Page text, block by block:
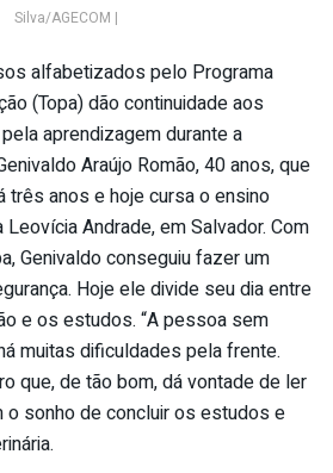
Silva/AGECOM |
alfabetizados pelo Programa
(Topa) dão continuidade aos
aprendizagem durante a
Araújo Romão, 40 anos, que
três anos e hoje cursa o ensino
Andrade, em Salvador. Com
Genivaldo conseguiu fazer um
Hoje ele divide seu dia entre
e os estudos. “A pessoa sem
muitas dificuldades pela frente.
que, de tão bom, dá vontade de ler
o sonho de concluir os estudos e